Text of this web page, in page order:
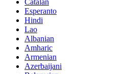
Esperanto
Hindi
Lao
Albanian
Amharic
Armenian
Azerbaijani